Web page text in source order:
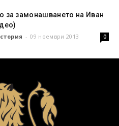
за замонашването на Иван
- 09 ноември 2013 0